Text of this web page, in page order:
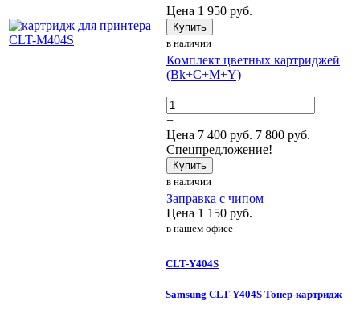
Цена 1 950 руб.
Купить
в наличии
Комплект цветных картриджей
(Bk+C+M+Y)
−
+
Цена 7 400 руб. 7 800 руб.
Спецпредложение!
Купить
в наличии
Заправка с чипом
Цена 1 150 руб.
в нашем офисе
CLT-Y404S
Samsung CLT-Y404S Тонер-картридж